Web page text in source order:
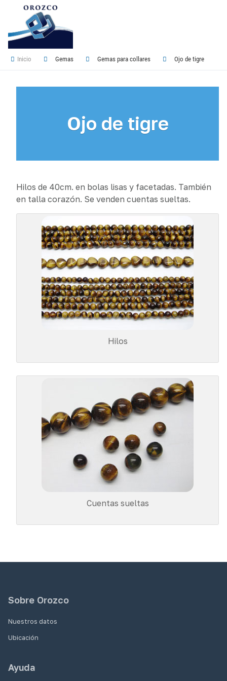
Inicio Gemas Gemas para collares Ojo de tigre
Ojo de tigre
Hilos de 40cm. en bolas lisas y facetadas. También
en talla corazón. Se venden cuentas sueltas.
Hilos
Cuentas sueltas
Sobre Orozco
Nuestros datos
Ubicación
Ayuda